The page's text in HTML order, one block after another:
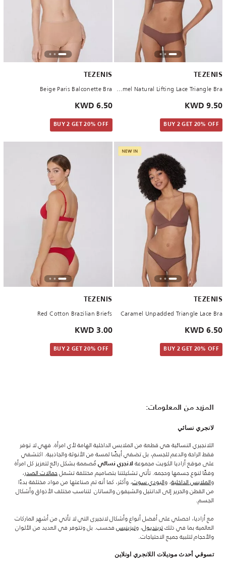
TEZENIS
Caramel Natural Lifting Lace Triangle Bra
9.50 KWD
BUY 2 GET 20% OFF
TEZENIS
Beige Paris Balconette Bra
6.50 KWD
BUY 2 GET 20% OFF
TEZENIS
Caramel Unpadded Triangle Lace Bra
6.50 KWD
BUY 2 GET 20% OFF
TEZENIS
Red Cotton Brazilian Briefs
3.00 KWD
BUY 2 GET 20% OFF
المزيد من المعلومات:
لانجري نسائي
اللانجيري النسائية هي قطعة من الملابس الداخلية الهامة لأي امرأة. فهي لا توفر
فقط الراحة والدعم للجسم، بل تضفي أيضًا لمسة من الأنوثة والجاذبية. اكتشفي
على موقع أزاديا الكويت مجموعة لانجري نسائي مُصممة بشكل رائع لتعزيز كل امرأة
وفقًا لنوع جسمها وحجمه. تأتي تشكيلتنا بتصاميم مختلفة تشملحمالات الصدر،
والملابس الداخلية، والبودي سوت، وأكثر، كما أنه تم صناعتها من مواد مختلفة بدءًا
من القطن والحرير إلى الدانتيل والشيفون والساتان لتناسب مختلف الأذواق وأشكال
الجسم.
مع أزاديا، احصلي على أفضل أنواع وأشكال لانجيرى التي لا تأتي من أشهر الماركات
العالمية بما في ذلكترينديول، وتيزينيس فحسب. بل وتتوفر في العديد من الألوان
والأحجام لتلبية جميع الاحتياجات.
تسوقي أحدث موديلات اللانجري اونلاين